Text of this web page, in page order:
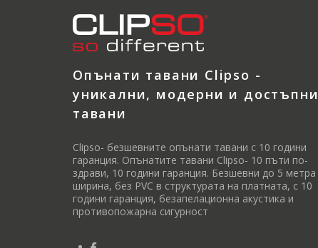
Опънати тавани Clipso -
уникални, модерни и достъпни
тавани
Clipso- безшевните опънати тавани с 10 години
гаранция. Опънатите тавани Clipso- 10 пъти по-
здрави, 10 години гаранция. Безшевни до 5 метра
ширина, без PVC в структурата на платната, с 10
години гаранция, безапелационна акустика и
противопожарна сигурност